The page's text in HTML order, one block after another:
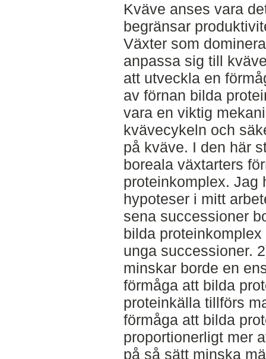
Kväve anses vara
begränsar
Växter som
anpassa sig till
att utveckla en
av förnan bilda
vara en viktig
kvävecykeln och
på kväve. I den här
boreala växtarters
proteinkomplex. Jag
hypoteser i mitt
sena successioner
bilda
unga successioner.
minskar borde en
förmåga att bilda
proteinkälla tillförs
förmåga att bilda
proportionerligt mer
på så sätt minska